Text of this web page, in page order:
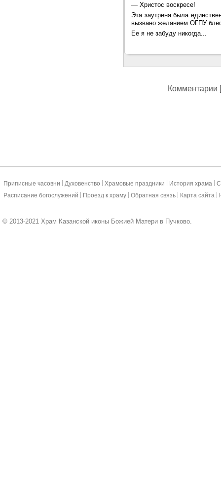
—Христос воскресе!
Эта заутреня была
вызвано желанием ОГПУ
Ее я не забуду никогда...
Комментарии
Приписные часовни Духовенство Храмовые праздники История храма
Расписание богослужений
Проезд к храму Обратная связь Карта сайта
© 2013-2021 Храм Казанской иконы Божией Матери в Пучково.